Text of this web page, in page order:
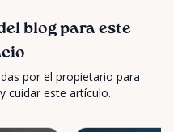
blog para este
por el propietario para
cuidar este artículo.